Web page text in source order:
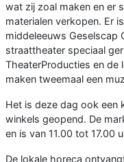
wat zij zoal maken en er
materialen verkopen. Er
middeleeuws Geselscap
straattheater speciaal
TheaterProducties en de
maken tweemaal een
Het is deze dag ook een
winkels geopend. De
en is van 11.00 tot 17.00
De lokale horeca